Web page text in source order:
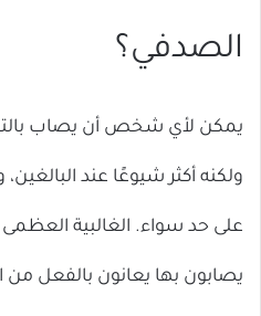
الصدفي؟
يمكن لأي شخص أن يصاب
ولكنه أكثر شيوعًا عند
على حد سواء. الغالبية
يصابون بها يعانون بالفعل